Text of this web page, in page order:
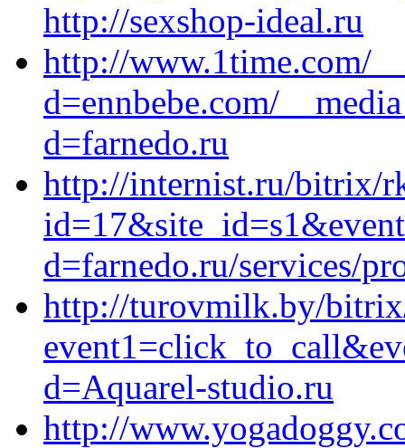
http://sexshop-ideal.ru
http://www.1time.com/
d=ennbebe.com/
d=farnedo.ru
http://internist.ru/bitrix/
d=farnedo.ru/services/
http://turovmilk.by/
d=Aquarel-studio.ru
http://